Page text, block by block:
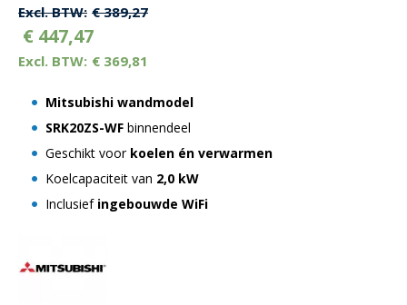
prijs
was:
€ 471,02.
prijs
is:
€ 471,02.
€389,27
€ 447,47
€ 369,81
Mitsubishi wandmodel
SRK20ZS-WF binnendeel
Geschikt voor koelen én verwarmen
Koelcapaciteit van 2,0 kW
Inclusief ingebouwde WiFi